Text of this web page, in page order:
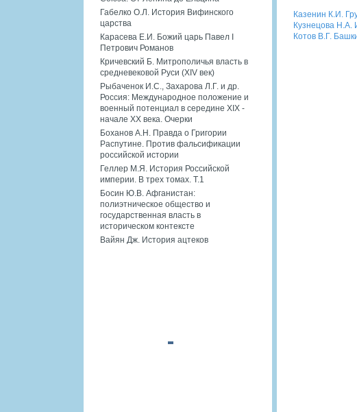
Казенин К.И.
Кузнецова Н.А.
Котов В.Г.
Габелко О.Л. История Вифинского
царства
Карасева Е.И. Божий царь Павел I
Петрович Романов
Кричевский Б. Митрополичья власть в
средневековой Руси (XIV век)
Рыбаченок И.С., Захарова Л.Г. и др.
Россия: Международное положение и
военный потенциал в середине XIX -
начале XX века. Очерки
Боханов А.Н. Правда о Григории
Распутине. Против фальсификации
российской истории
Геллер М.Я. История Российской
империи. В трех томах. Т.1
Босин Ю.В. Афганистан:
полиэтническое общество и
государственная власть в
историческом контексте
Вайян Дж. История ацтеков